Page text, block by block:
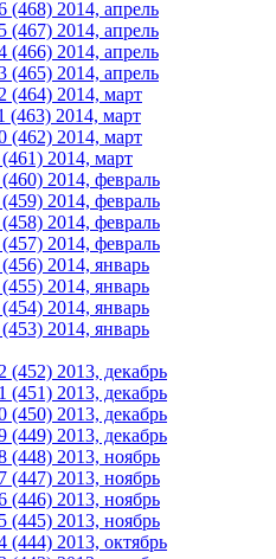
(468) 2014, апрель
(467) 2014, апрель
(466) 2014, апрель
(465) 2014, апрель
(464) 2014, март
(463) 2014, март
(462) 2014, март
2014, март
2014, февраль
2014, февраль
2014, февраль
2014, февраль
2014, январь
2014, январь
2014, январь
2014, январь
(452) 2013, декабрь
(451) 2013, декабрь
(450) 2013, декабрь
(449) 2013, декабрь
(448) 2013, ноябрь
(447) 2013, ноябрь
(446) 2013, ноябрь
(445) 2013, ноябрь
(444) 2013, октябрь